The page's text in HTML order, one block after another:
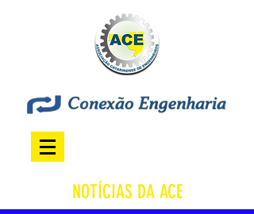
NOTÍCIAS DA ACE